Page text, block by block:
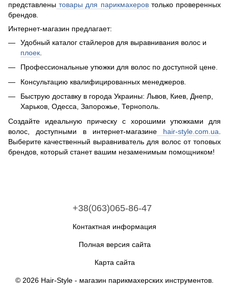
представлены товары для парикмахеровтолько проверенных
брендов.
Интернет-магазин предлагает:
Удобный каталог стайлеров для выравнивания волос и
плоек
Профессиональные утюжки для волос по доступной цене.
Консультацию квалифицированных менеджеров.
Быструю доставку в города Украины: Львов, Киев, Днепр,
Харьков, Одесса, Запорожье, Тернополь.
Создайте идеальную прическу с хорошими утюжками для
волос, доступными в интернет-магазине hair-style.com.ua
Выберите качественный выравниватель для волос от топовых
брендов, который станет вашим незаменимым помощником!
+38(063)065-86-47
Контактная информация
Полная версия сайта
Карта сайта
© 2026 Hair-Style - магазин парикмахерских инструментов